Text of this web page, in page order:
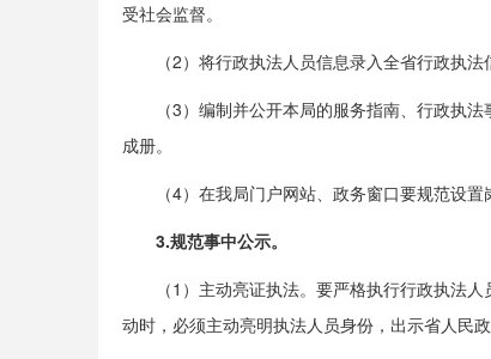
受社会监督。
（2）将行政执法人员信息录入全省行政执
（3）编制并公开本局的服务指南、行政执
成册。
（4）在我局门户网站、政务窗口要规范设
3.规范事中公示。
（1）主动亮证执法。要严格执行行政执法
动时，必须主动亮明执法人员身份，出示省人民